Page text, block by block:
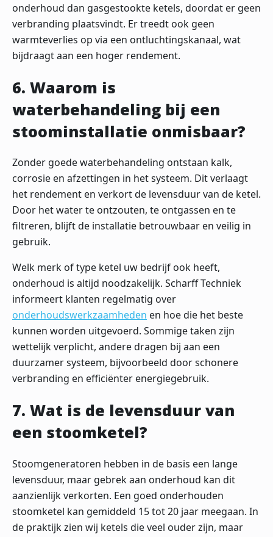
onderhoud dan gasgestookte ketels, doordat er geen
verbranding plaatsvindt. Er treedt ook geen
warmteverlies op via een ontluchtingskanaal, wat
bijdraagt aan een hoger rendement.
6. Waarom is
waterbehandeling bij een
stoominstallatie onmisbaar?
Zonder goede waterbehandeling ontstaan kalk,
corrosie en afzettingen in het systeem. Dit verlaagt
het rendement en verkort de levensduur van de ketel.
Door het water te ontzouten, te ontgassen en te
filtreren, blijft de installatie betrouwbaar en veilig in
gebruik.
Welk merk of type ketel uw bedrijf ook heeft,
onderhoud is altijd noodzakelijk. Scharff Techniek
informeert klanten regelmatig over
onderhoudswerkzaamheden en hoe die het beste
kunnen worden uitgevoerd. Sommige taken zijn
wettelijk verplicht, andere dragen bij aan een
duurzamer systeem, bijvoorbeeld door schonere
verbranding en efficiënter energiegebruik.
7. Wat is de levensduur van
een stoomketel?
Stoomgeneratoren hebben in de basis een lange
levensduur, maar gebrek aan onderhoud kan dit
aanzienlijk verkorten. Een goed onderhouden
stoomketel kan gemiddeld 15 tot 20 jaar meegaan. In
de praktijk zien wij ketels die veel ouder zijn, maar